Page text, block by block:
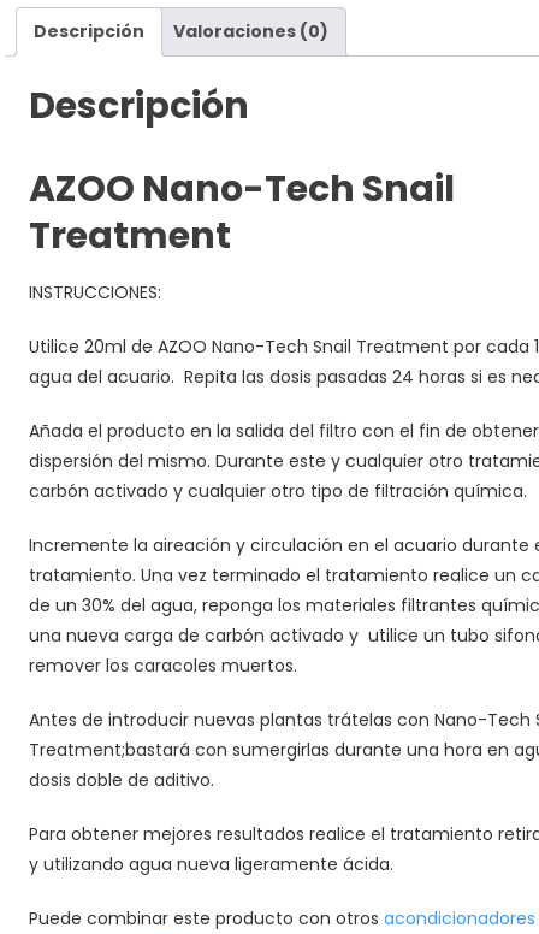
Descripción Valoraciones (0)
Descripción
AZOO Nano-Tech Snail
Treatment
INSTRUCCIONES:
Utilice 20ml de AZOO Nano-Tech Snail Treatment por cada
agua del acuario. Repita las dosis pasadas 24 horas si es
Añada el producto en la salida del filtro con el fin de
dispersión del mismo. Durante este y cualquier otro
carbón activado y cualquier otro tipo de filtración química.
Incremente la aireación y circulación en el acuario durante
tratamiento. Una vez terminado el tratamiento realice un
de un 30% del agua, reponga los materiales filtrantes
una nueva carga de carbón activado y utilice un tubo
remover los caracoles muertos.
Antes de introducir nuevas plantas trátelas con Nano-Tech
Treatment;bastará con sumergirlas durante una hora en
dosis doble de aditivo.
Para obtener mejores resultados realice el tratamiento
y utilizando agua nueva ligeramente ácida.
Puede combinar este producto con otrosacondicionadores